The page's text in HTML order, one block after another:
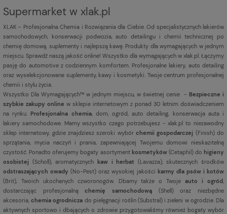
Supermarket w xlak.pl
XLAK – Profesjonalna Chemia i Rozwiązania dla Ciebie. Od specjalistycznych lakierów
samochodowych, konserwacji podwozia, auto detailingu i chemii technicznej po
chemię domową, suplementy i najlepszą kawę. Produkty dla wymagających w jednym
miejscu. Sprawdź naszą jakość online! Wszystko dla wymagających w xlak.pl. Łączymy
pasję do automotive z codziennym komfortem. Profesjonalne lakiery, auto detailing
oraz wyselekcjonowane suplementy, kawy i kosmetyki. Twoje centrum profesjonalnej
chemii i stylu życia.
Wszystko Dla Wymagających™ w jednym miejscu, w świetnej cenie - Bezpieczne i
szybkie zakupy online w sklepie internetowym z ponad 30 letnim doświadczeniem
na rynku. Profesjonalna chemia, dom, ogród, auto detailing, konserwacja auta i
lakiery samochodowe. Mamy wszystko czego potrzebujesz - xlak.pl to niezawodny
sklep internetowy, gdzie znajdziesz szeroki wybórchemii gospodarczej (Finish) do
sprzątania, mycia naczyń i prania, zapewniającej Twojemu domowi nieskazitelną
czystość. Ponadto oferujemy bogaty asortyment kosmetyków (Cetaphil) do higieny
osobistej (Scholl), aromatycznych kaw i herbat (Lavazza), skutecznych środków
odstraszających owady(No-Pest) oraz wysokiej jakości karmy dla psów i kotów
(Brit), Twoich ukochanych czworonogów. Dbamy także o Twojeauto i ogród
dostarczając profesjonalnąchemię samochodową (Shell) oraz niezbędne
akcesoria,chemia ogrodnicza do pielęgnacji roślin (Substral) i zieleni w ogrodzie. Dla
aktywnych sportowo i dbających o zdrowie przygotowaliśmy również bogaty wybór